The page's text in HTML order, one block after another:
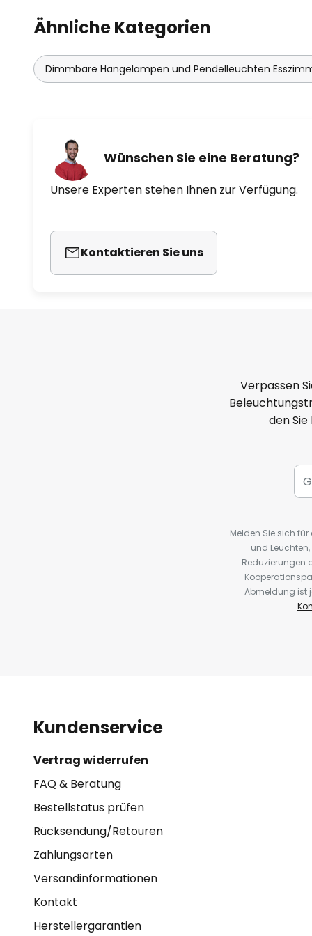
Ähnliche Kategorien
Dimmbare Hängelampen und Pendelleuchten
Wünschen Sie eine Beratung?
Unsere Experten stehen Ihnen zur Verfügung.
Kontaktieren Sie uns
Verpassen
den
Melden Sie sich
und
Reduzierungen
Abmeldung ist
Kundenservice
Vertrag widerrufen
FAQ & Beratung
Bestellstatus prüfen
Rücksendung/Retouren
Zahlungsarten
Versandinformationen
Kontakt
Herstellergarantien